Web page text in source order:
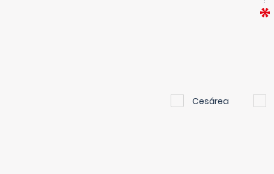
Cesárea